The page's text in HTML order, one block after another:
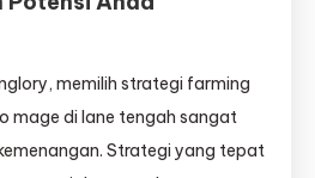
memilih strategi farming
mage di lane tengah sangat
Strategi yang tepat